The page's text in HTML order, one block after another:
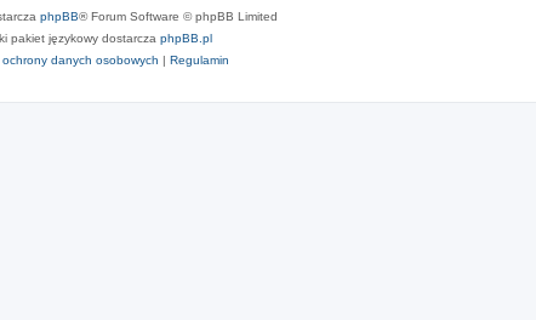
phpBB® Forum Software © phpBB Limited
pakiet językowy dostarcza phpBB.pl
danych osobowych | Regulamin